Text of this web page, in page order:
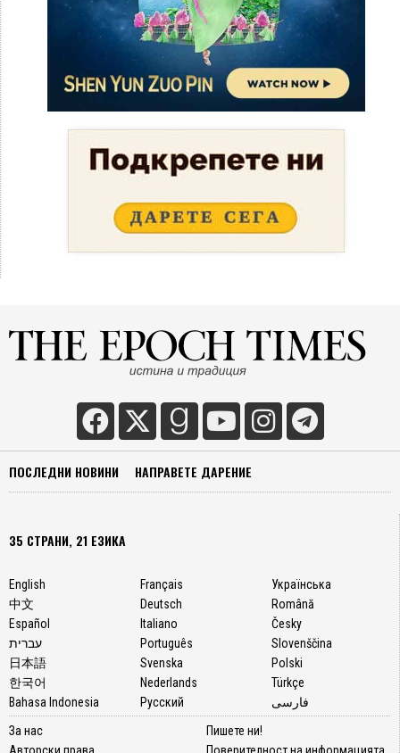
ПОСЛЕДНИ НОВИНИ НАПРАВЕТЕ ДАРЕНИЕ
35 СТРАНИ, 21 ЕЗИКА
English
中文
Español
עברית
日本語
한국어
Bahasa Indonesia
Français
Deutsch
Italiano
Português
Svenska
Nederlands
Русский
Українська
Română
Česky
Slovenščina
Polski
Türkçe
فارسی
За нас
Пишете ни!